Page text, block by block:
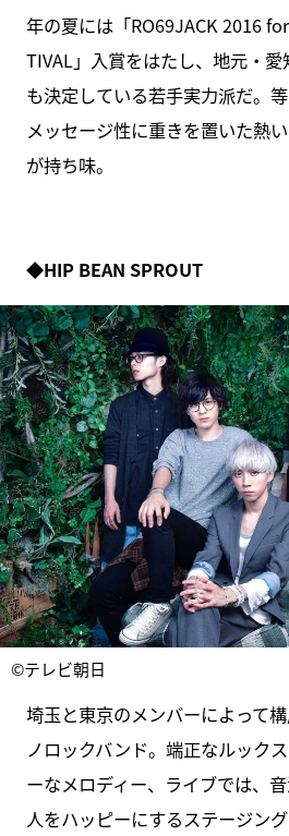
年の夏には「RO69JACK 2016
TIVAL」入賞をはたし、地元・
も決定している若手実力派だ。等
メッセージ性に重きを置いた熱
が持ち味。
◆HIP BEAN SPROUT
©テレビ朝日
埼玉と東京のメンバーによって
ノロックバンド。端正なルック
ーなメロディー、ライブでは、
人をハッピーにするステージン